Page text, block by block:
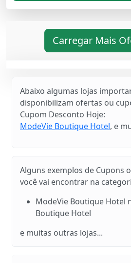
Carregar Mais
Abaixo algumas lojas
disponibilizam ofertas ou
Cupom Desconto Hoje:
ModeVie Boutique Hotel, e
Alguns exemplos de Cupons
você vai encontrar na
ModeVie Boutique Hotel
Boutique Hotel
e muitas outras lojas...